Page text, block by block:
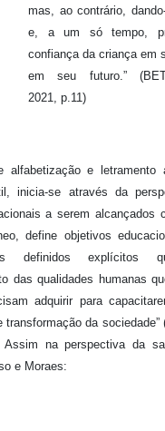
mas, ao contrário,
e, a um só tempo,
confiança da criança em
em seu futuro.”
2021, p.11)
alfabetização e letramento
inicia-se através da
a serem alcançados
define objetivos
definidos explícitos
das qualidades humanas
adquirir para
transformação da sociedade”
Assim na perspectiva da
e Moraes: